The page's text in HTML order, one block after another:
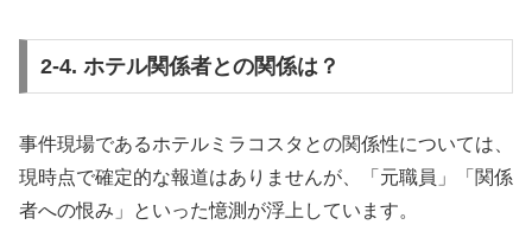
2-4. ホテル関係者との関係は？
事件現場であるホテルミラコスタとの関係性については、
現時点で確定的な報道はありませんが、「元職員」「関係
者への恨み」といった憶測が浮上しています。